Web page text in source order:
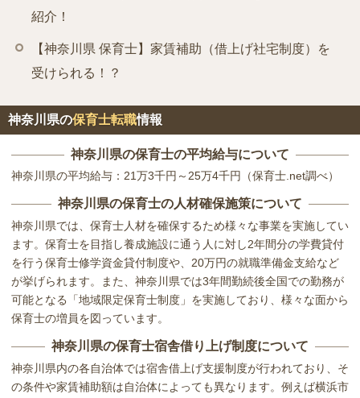
紹介！
【神奈川県 保育士】家賃補助（借上げ社宅制度）を
受けられる！？
神奈川県の保育士転職情報
神奈川県の保育士の平均給与について
神奈川県の平均給与：21万3千円～25万4千円（保育士.net調べ）
神奈川県の保育士の人材確保施策について
神奈川県では、保育士人材を確保するため様々な事業を実施してい
ます。保育士を目指し養成施設に通う人に対し2年間分の学費貸付
を行う保育士修学資金貸付制度や、20万円の就職準備金支給など
が挙げられます。また、神奈川県では3年間勤続後全国での勤務が
可能となる「地域限定保育士制度」を実施しており、様々な面から
保育士の増員を図っています。
神奈川県の保育士宿舎借り上げ制度について
神奈川県内の各自治体では宿舎借上げ支援制度が行われており、そ
の条件や家賃補助額は自治体によっても異なります。例えば横浜市